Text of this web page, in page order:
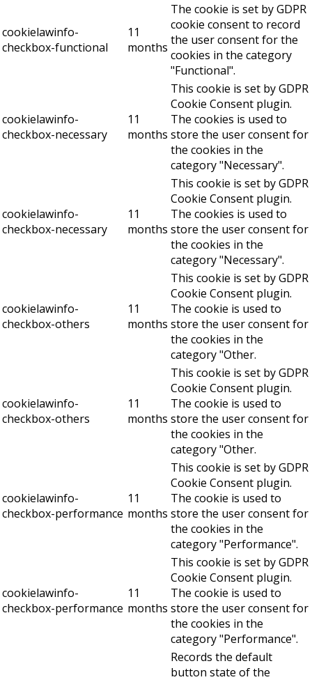
cookielawinfo-
checkbox-functional
11
months
The cookie is set by GDPR
cookie consent to record
the user consent for the
cookies in the category
"Functional".
cookielawinfo-
checkbox-necessary
11
months
This cookie is set by GDPR
Cookie Consent plugin.
The cookies is used to
store the user consent for
the cookies in the
category "Necessary".
cookielawinfo-
checkbox-necessary
11
months
This cookie is set by GDPR
Cookie Consent plugin.
The cookies is used to
store the user consent for
the cookies in the
category "Necessary".
cookielawinfo-
checkbox-others
11
months
This cookie is set by GDPR
Cookie Consent plugin.
The cookie is used to
store the user consent for
the cookies in the
category "Other.
cookielawinfo-
checkbox-others
11
months
This cookie is set by GDPR
Cookie Consent plugin.
The cookie is used to
store the user consent for
the cookies in the
category "Other.
cookielawinfo-
checkbox-performance
11
months
This cookie is set by GDPR
Cookie Consent plugin.
The cookie is used to
store the user consent for
the cookies in the
category "Performance".
cookielawinfo-
checkbox-performance
11
months
This cookie is set by GDPR
Cookie Consent plugin.
The cookie is used to
store the user consent for
the cookies in the
category "Performance".
Records the default
button state of the